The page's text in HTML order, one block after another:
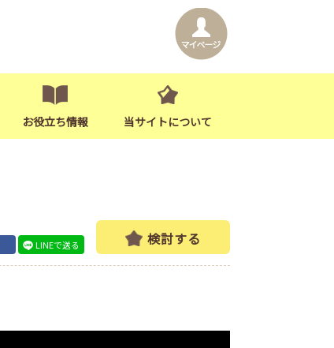
お役立ち情報 当サイトについて
LINEで送る 検討する